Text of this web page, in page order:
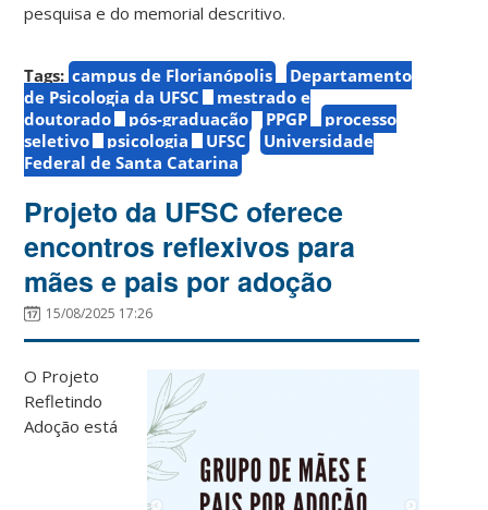
pesquisa e do memorial descritivo.
Tags: campus de Florianópolis
Departamento
de Psicologia da UFSC
mestrado e
doutorado
pós-graduação PPGP
processo
seletivo
psicologia UFSC
Universidade
Federal de Santa Catarina
Projeto da UFSC oferece
encontros reflexivos para
mães e pais por adoção
15/08/2025 17:26
O Projeto
Refletindo
Adoção está